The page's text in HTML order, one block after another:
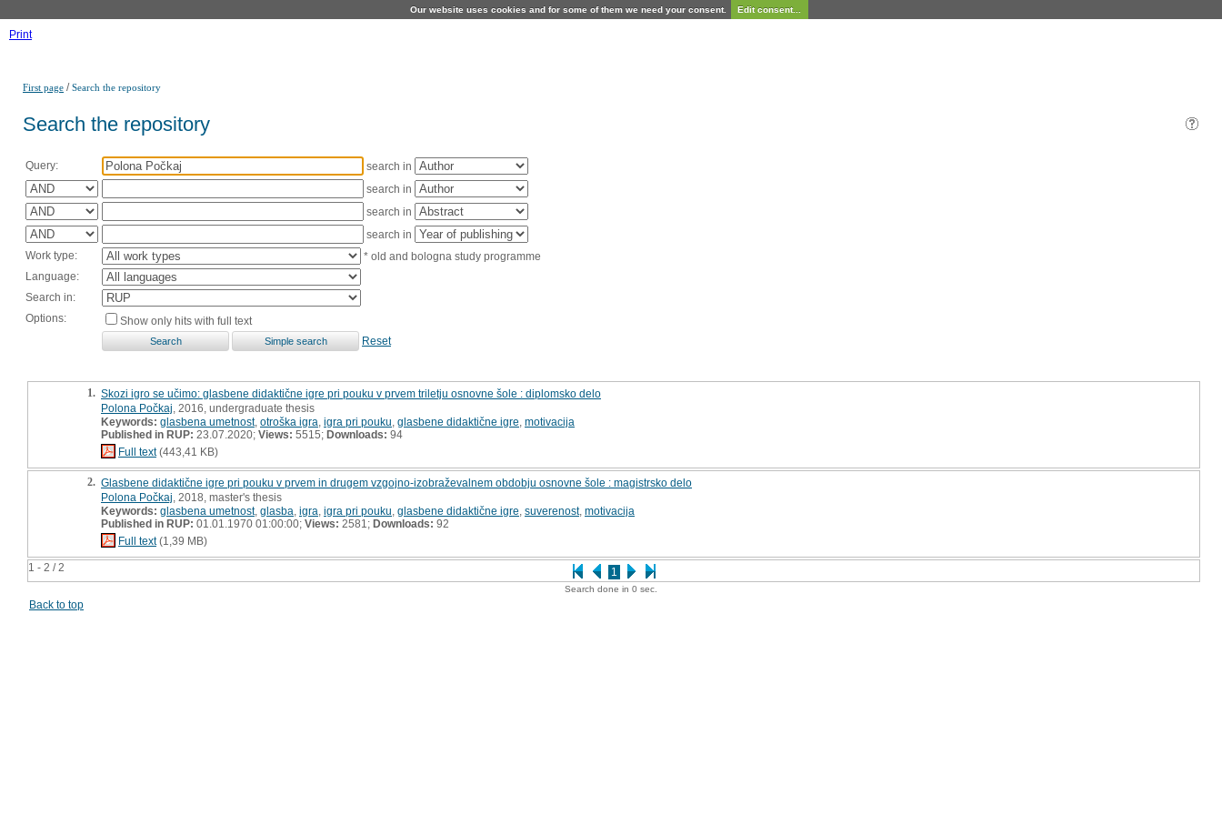
Our website uses cookies and for some of them we need your consent. Edit consent...
Print
First page /Search the repository
Search the repository
Query:
search in
search in
search in
search in
Work type:
* old and bologna study programme
Language:
Search in:
Options:
Show only hits with full text
Reset
1 - 2 / 2 1
1. Skozi igro se učimo: glasbene didaktične igre pri pouku v prvem triletju osnovne šole : diplomsko delo
Polona Počkaj , 2016, undergraduate thesis
Keywords: glasbena umetnost, otroška igra igra pri pouku glasbene didaktične igre motivacija
Published in RUP: 23.07.2020; Views: 5515; Downloads: 94
Full text(443,41 KB)
2. Glasbene didaktične igre pri pouku v prvem in drugem vzgojno-izobraževalnem obdobju osnovne šole : magistrsko delo
Polona Počkaj , 2018, master's thesis
Keywords: glasbena umetnost, glasba igra igra pri pouku glasbene didaktične igre suverenost, motivacija
Published in RUP: 01.01.1970 01:00:00; Views: 2581; Downloads: 92
Full text(1,39 MB)
Search done in 0 sec.
Back to top